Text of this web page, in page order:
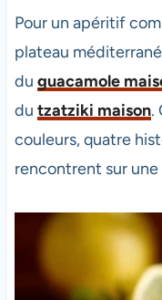
Pour un apéritif
plateau
du guacamole
du tzatziki maison.
couleurs, quatre
rencontrent sur